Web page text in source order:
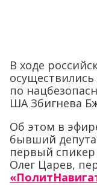
В ходе
по
ША Збигнева
Об этом в
бывший
первый
Олег Царев,